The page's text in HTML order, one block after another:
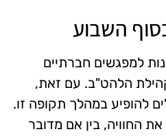
השבוע
למפגשים חברתיים
קהילת הלהט"ב. עם זאת,
להופיע במהלך תקופה זו.
החוויה, בין אם מדובר